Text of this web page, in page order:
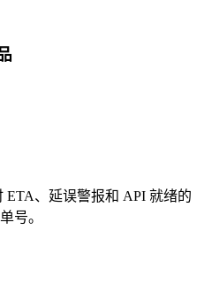
ETA、延误警报和 API 就绪的
号。